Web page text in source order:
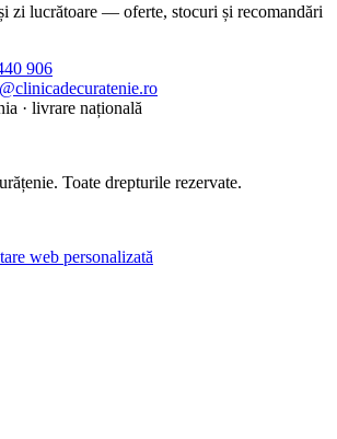
zi lucrătoare — oferte, stocuri și recomandări
906
· livrare națională
Toate drepturile rezervate.
web personalizată